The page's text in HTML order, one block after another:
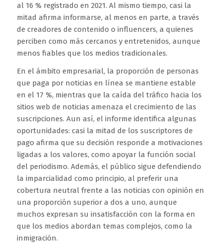
al 16 % registrado en 2021. Al mismo tiempo, casi la
mitad afirma informarse, al menos en parte, a través
de creadores de contenido o influencers, a quienes
perciben como más cercanos y entretenidos, aunque
menos fiables que los medios tradicionales.
En el ámbito empresarial, la proporción de personas
que paga por noticias en línea se mantiene estable
en el 17 %, mientras que la caída del tráfico hacia los
sitios web de noticias amenaza el crecimiento de las
suscripciones. Aun así, el informe identifica algunas
oportunidades: casi la mitad de los suscriptores de
pago afirma que su decisión responde a motivaciones
ligadas a los valores, como apoyar la función social
del periodismo. Además, el público sigue defendiendo
la imparcialidad como principio, al preferir una
cobertura neutral frente a las noticias con opinión en
una proporción superior a dos a uno, aunque
muchos expresan su insatisfacción con la forma en
que los medios abordan temas complejos, como la
inmigración.